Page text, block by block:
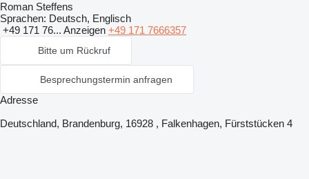
Roman Steffens
Sprachen: Deutsch, Englisch
+49 171 76... Anzeigen +49 171 7666357
Bitte um Rückruf
Besprechungstermin anfragen
Adresse
Deutschland, Brandenburg, 16928 , Falkenhagen, Fürststücken 4